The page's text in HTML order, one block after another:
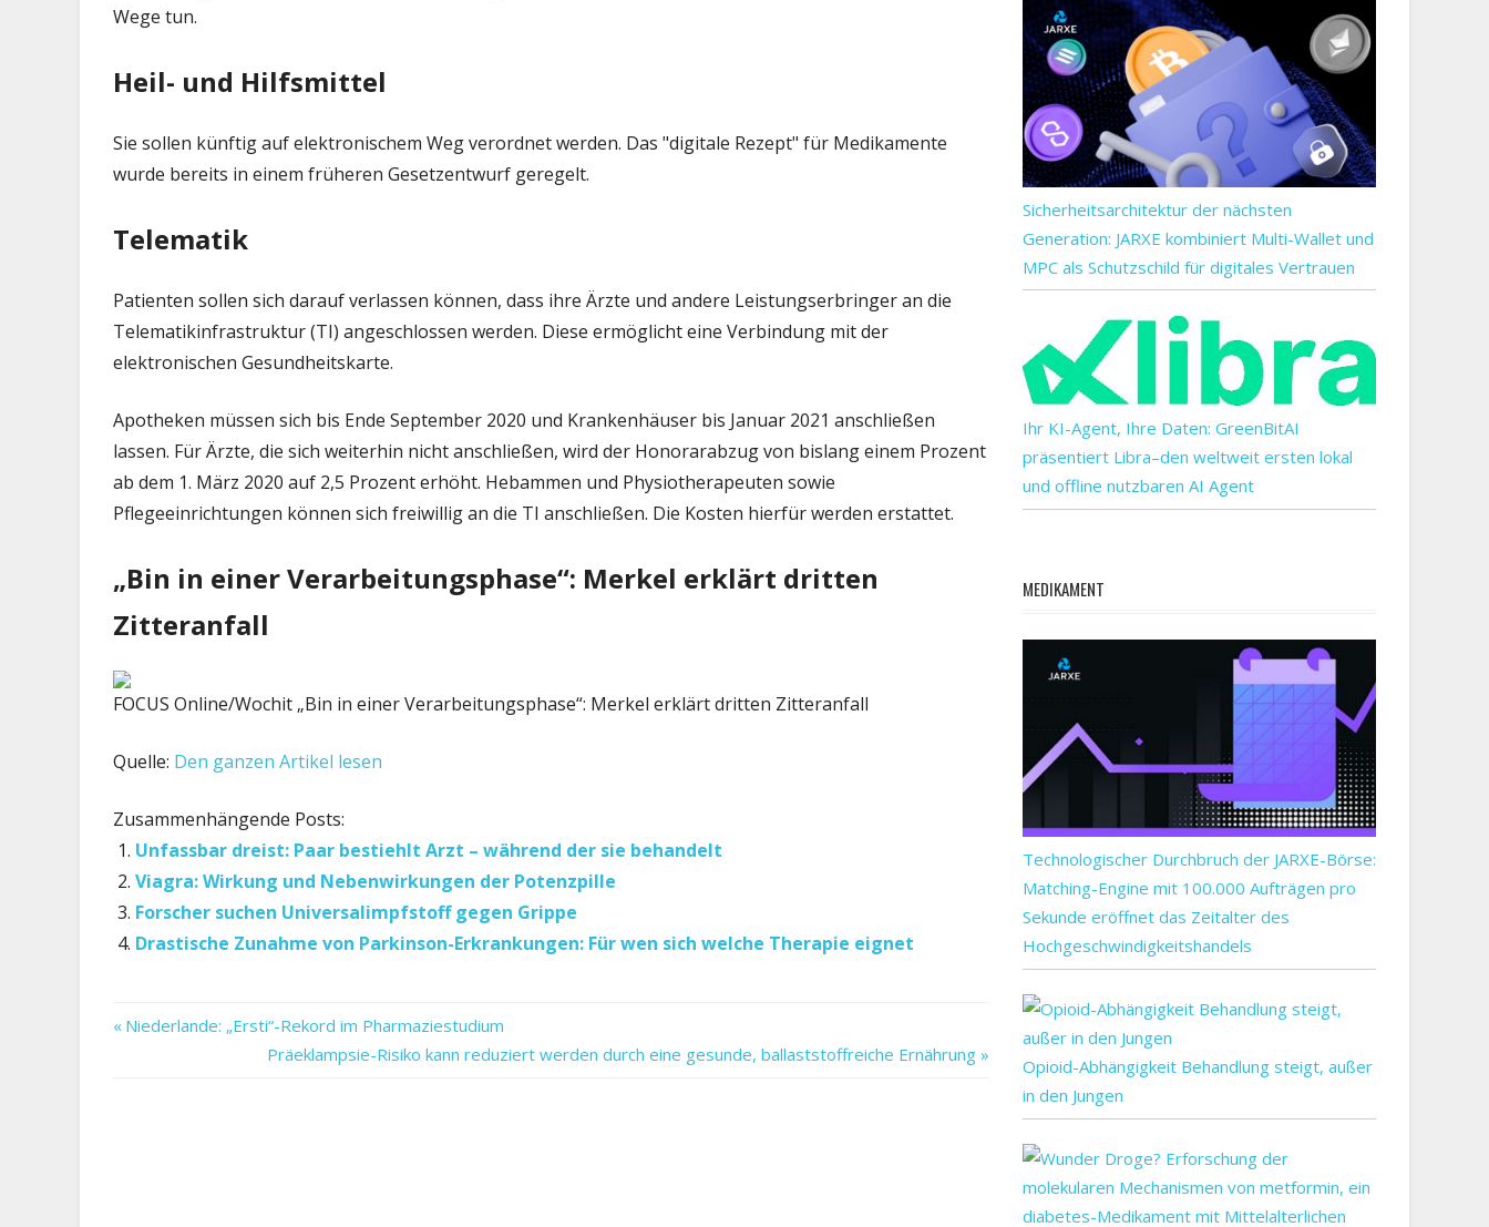
Wege tun.
Heil- und Hilfsmittel
Sie sollen künftig auf elektronischem Weg verordnet werden. Das "digitale Rezept" für Medikamente
wurde bereits in einem früheren Gesetzentwurf geregelt.
Telematik
Patienten sollen sich darauf verlassen können, dass ihre Ärzte und andere Leistungserbringer an die
Telematikinfrastruktur (TI) angeschlossen werden. Diese ermöglicht eine Verbindung mit der
elektronischen Gesundheitskarte.
Apotheken müssen sich bis Ende September 2020 und Krankenhäuser bis Januar 2021 anschließen
lassen. Für Ärzte, die sich weiterhin nicht anschließen, wird der Honorarabzug von bislang einem Prozent
ab dem 1. März 2020 auf 2,5 Prozent erhöht. Hebammen und Physiotherapeuten sowie
Pflegeeinrichtungen können sich freiwillig an die TI anschließen. Die Kosten hierfür werden erstattet.
„Bin in einer Verarbeitungsphase“: Merkel erklärt dritten
Zitteranfall
FOCUS Online/Wochit „Bin in einer Verarbeitungsphase“: Merkel erklärt dritten Zitteranfall
Quelle: Den ganzen Artikel lesen
Zusammenhängende Posts:
Unfassbar dreist: Paar bestiehlt Arzt – während der sie behandelt
Viagra: Wirkung und Nebenwirkungen der Potenzpille
Forscher suchen Universalimpfstoff gegen Grippe
Drastische Zunahme von Parkinson-Erkrankungen: Für wen sich welche Therapie eignet
Beitragsnavigation
Vorheriger
Niederlande: „Ersti“-Rekord im Pharmaziestudium
Nächster
Präeklampsie-Risiko kann reduziert werden durch eine gesunde, ballaststoffreiche Ernährung
Sicherheitsarchitektur der nächsten
Generation: JARXE kombiniert Multi-Wallet und
MPC als Schutzschild für digitales Vertrauen
Ihr KI-Agent, Ihre Daten: GreenBitAI
präsentiert Libra–den weltweit ersten lokal
und offline nutzbaren AI Agent
MEDIKAMENT
Technologischer Durchbruch der JARXE-Börse:
Matching-Engine mit 100.000 Aufträgen pro
Sekunde eröffnet das Zeitalter des
Hochgeschwindigkeitshandels
Opioid-Abhängigkeit Behandlung steigt, außer
in den Jungen